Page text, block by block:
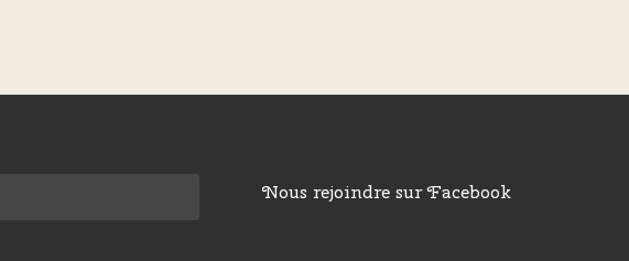
Nous rejoindre sur Facebook